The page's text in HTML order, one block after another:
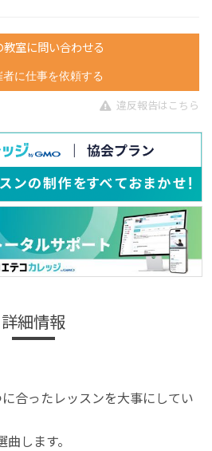
教室に問い合わせる
者に仕事を依頼する
違反報告はこちら
詳細情報
合ったレッスンを大事にしてい
します。